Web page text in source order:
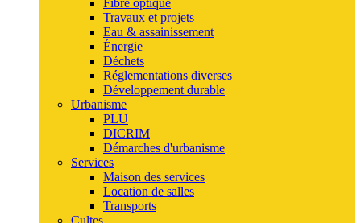
Fibre optique
Travaux et projets
Eau & assainissement
Énergie
Déchets
Réglementations diverses
Développement durable
Urbanisme
PLU
DICRIM
Démarches d'urbanisme
Services
Maison des services
Location de salles
Transports
Cultes